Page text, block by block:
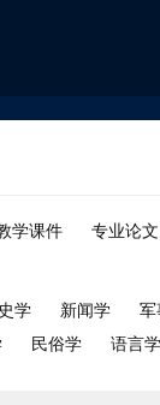
学课件 专业论文
学 新闻学 军
民俗学 语言学